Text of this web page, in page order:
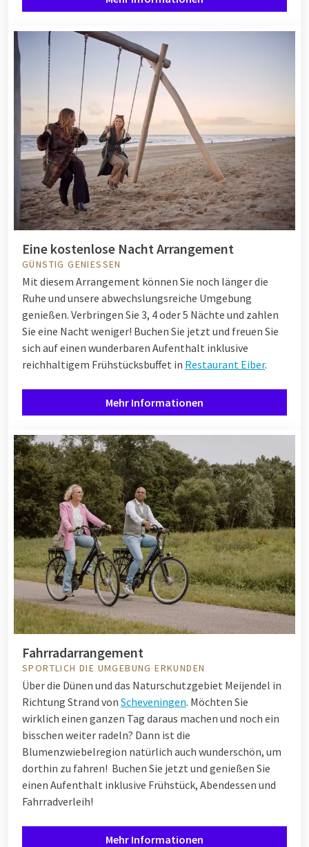
Eine kostenlose Nacht Arrangement
GÜNSTIG GENIESSEN
Mit diesem Arrangement können Sie noch länger die
Ruhe und unsere abwechslungsreiche Umgebung
genießen. Verbringen Sie 3, 4 oder 5 Nächte und zahlen
Sie eine Nacht weniger! Buchen Sie jetzt und freuen Sie
sich auf einen wunderbaren Aufenthalt inklusive
reichhaltigem Frühstücksbuffet in Restaurant Eiber.
Mehr Informationen
Fahrradarrangement
SPORTLICH DIE UMGEBUNG ERKUNDEN
Über die Dünen und das Naturschutzgebiet Meijendel in
Richtung Strand von Scheveningen. Möchten Sie
wirklich einen ganzen Tag daraus machen und noch ein
bisschen weiter radeln? Dann ist die
Blumenzwiebelregion natürlich auch wunderschön, um
dorthin zu fahren! Buchen Sie jetzt und genießen Sie
einen Aufenthalt inklusive Frühstück, Abendessen und
Fahrradverleih!
Mehr Informationen